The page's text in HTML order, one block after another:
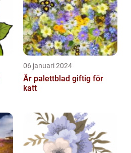
06 januari 2024
Är palettblad giftig för
katt